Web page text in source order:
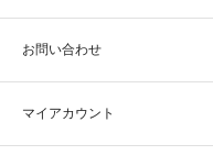
お問い合わせ
マイアカウント